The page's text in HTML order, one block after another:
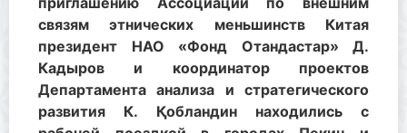
связям этнических меньшинств Китая
президент НАО «Фонд Отандастар» Д.
Кадыров и координатор проектов
Департамента анализа и стратегического
развития К. Қобландин находились с